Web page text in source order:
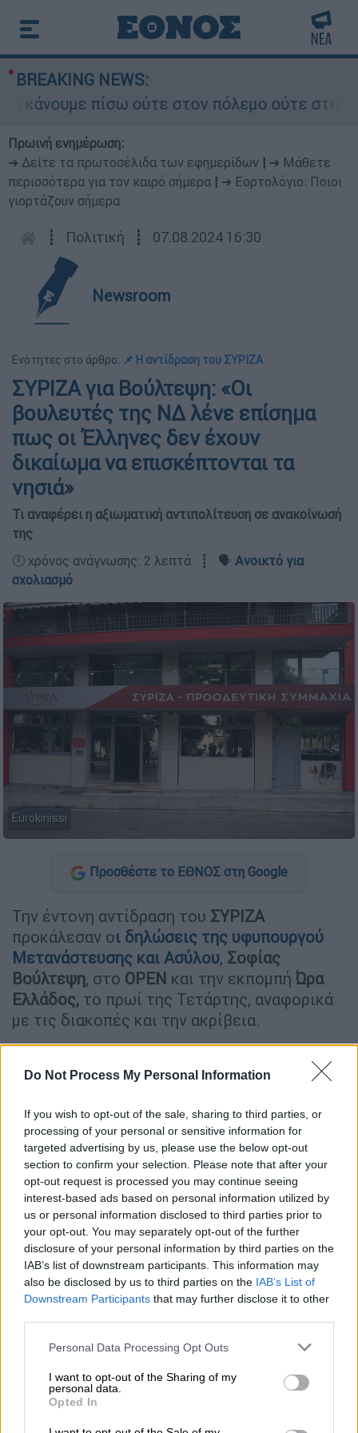
Do Not Process My Personal Information
If you wish to opt-out of the sale, sharing to third parties, or
processing of your personal or sensitive information for
targeted advertising by us, please use the below opt-out
section to confirm your selection. Please note that after your
opt-out request is processed you may continue seeing
interest-based ads based on personal information utilized by
us or personal information disclosed to third parties prior to
your opt-out. You may separately opt-out of the further
disclosure of your personal information by third parties on the
IAB’s list of downstream participants. This information may
also be disclosed by us to third parties on the IAB’s List of
Downstream Participants that may further disclose it to other
Please note that this website/app uses one or more Google
not limited to your visit or usage behaviour. You may click to
grant or deny consent to Google and its third-party tags to
use your data for below specified purposes in below Google
consent section.
Personal Data Processing Opt Outs
I want to opt-out of the Sharing of my
personal data.
Opted In
BREAKING NEWS:
πίσω ούτε στον πόλεμο ούτε στις
Πρωινή ενημέρωση:
➔ Δείτε τα πρωτοσέλιδα των εφημερίδων
➔ Μάθετε
περισσότερα για τον καιρό σήμερα
➔ Εορτολόγιο: Ποιοι
γιορτάζουν σήμερα
┋ Πολιτική ┋ 07.08.2024 16:30
Newsroom
Ενότητες στο άρθρο: 📌 Η αντίδραση του ΣΥΡΙΖΑ
ΣΥΡΙΖΑ για Βούλτεψη: «Οι
βουλευτές της ΝΔ λένε επίσημα
πως οι Έλληνες δεν έχουν
δικαίωμα να επισκέπτονται τα
νησιά»
Τι αναφέρει η αξιωματική αντιπολίτευση σε ανακοίνωσή
της
🕛 χρόνος ανάγνωσης: 2 λεπτά ┋ 🗣️ Ανοικτό για
σχολιασμό
Eurokinissi
Προσθέστε το ΕΘΝΟΣ στη Google
Την έντονη αντίδραση του ΣΥΡΙΖΑ
προκάλεσαν οι δηλώσεις της υφυπουργού
Μετανάστευσης και Ασύλου, Σοφίας
Βούλτεψη, στο OPEN και την εκπομπή Ώρα
Ελλάδος, το πρωί της Τετάρτης, αναφορικά
με τις διακοπές και την ακρίβεια.
«Σίγουρα για όλο τον κόσμο οι διακοπές
διεξόδους, χωρίς να λέω ότι δεν πρέπει να
υπάρχει λύση. Μπορεί να πάνε στο χωριό, να
πάνε στην ενδοχώρα. Στα νησιά σίγουρα
υπάρχει ένα ζήτημα και πρέπει να βρεθούν
περισσότερες λύσεις».
ΔΙΑΒΑΣΤΕ ΕΠΙΣΗΣ
Πολιτική|07.08.2024 13:55
Βούλτεψη: Υπάρχει πρόβλημα στα
νησιά - Μπορούν οι άνθρωποι να πάνε
διακοπές στο χωριό
Η αντίδραση του ΣΥΡΙΖΑ